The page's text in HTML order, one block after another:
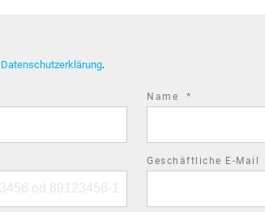
Datenschutzerklärung.
Name *
Geschäftliche E-Mail